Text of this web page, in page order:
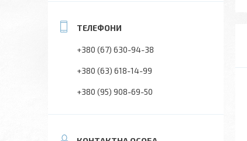
+380 (67) 630-94-38
+380 (63) 618-14-99
+380 (95) 908-69-50